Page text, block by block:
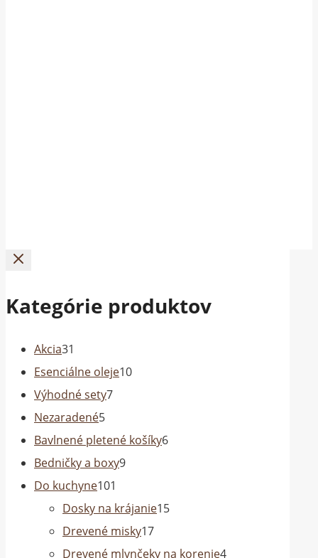
Kategórie produktov
Akcia31
produktov
Esenciálne oleje1010
Výhodné sety77
Nezaradené55
produktov
Bavlnené pletené košíky66
Bedničky a boxy99
Do kuchyne101
produktov
Dosky na krájanie1515
Drevené misky1717
produktov
Drevené mlynčeky na korenie44